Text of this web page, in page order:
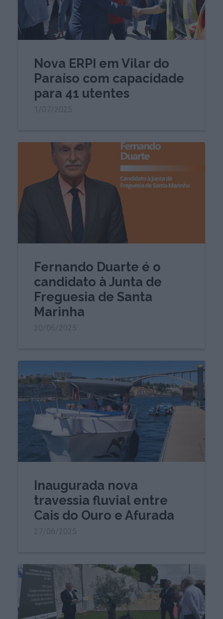
Nova ERPI em Vilar do
Paraíso com capacidade
para 41 utentes
Fernando Duarte é o
candidato à Junta de
Freguesia de Santa
Marinha
Inaugurada nova
travessia fluvial entre
Cais do Ouro e Afurada